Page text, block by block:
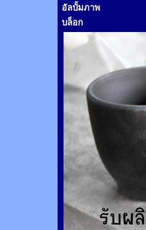
อัลบั้มภาพ
บล็อก